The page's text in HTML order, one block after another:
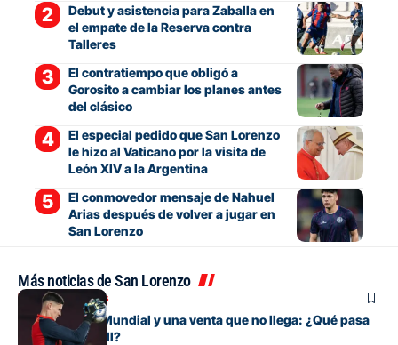
Debut y asistencia para Zaballa en
el empate de la Reserva contra
Talleres
El contratiempo que obligó a
Gorosito a cambiar los planes antes
del clásico
El especial pedido que San Lorenzo
le hizo al Vaticano por la visita de
León XIV a la Argentina
El conmovedor mensaje de Nahuel
Arias después de volver a jugar en
San Lorenzo
Más noticias de San Lorenzo
Mercado de pases
Entre su gran Mundial y una venta que no llega: ¿Qué pasa
con Orlando Gill?